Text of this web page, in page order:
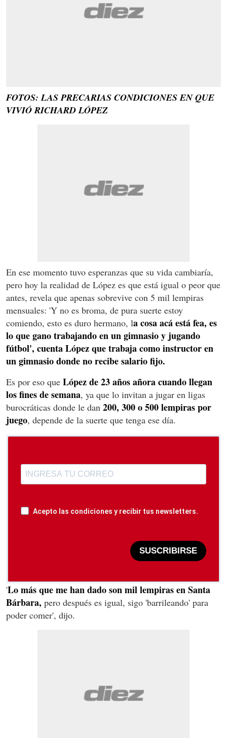
FOTOS: LAS PRECARIAS CONDICIONES EN QUE
VIVIÓ RICHARD LÓPEZ
En ese momento tuvo esperanzas que su vida cambiaría,
pero hoy la realidad de López es que está igual o peor que
antes, revela que apenas sobrevive con 5 mil lempiras
mensuales: 'Y no es broma, de pura suerte estoy
comiendo, esto es duro hermano, la cosa acá está fea, es
lo que gano trabajando en un gimnasio y jugando
fútbol', cuenta López que trabaja como instructor en
un gimnasio donde no recibe salario fijo.
Es por eso que López de 23 años añora cuando llegan
los fines de semana, ya que lo invitan a jugar en ligas
burocráticas donde le dan 200, 300 o 500 lempiras por
juego, depende de la suerte que tenga ese día.
Acepto las condiciones y recibir tus newsletters.
SUSCRIBIRSE
'Lo más que me han dado son mil lempiras en Santa
Bárbara, pero después es igual, sigo 'barrileando' para
poder comer', dijo.